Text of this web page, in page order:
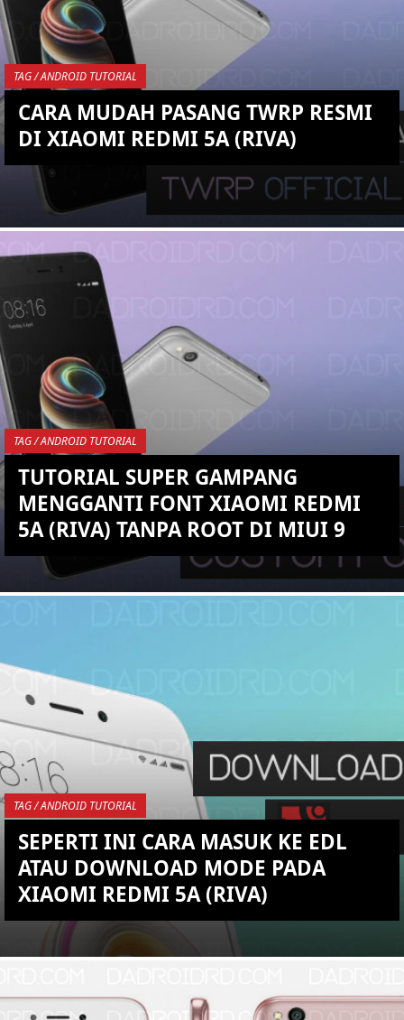
YOU ARE VIEWING MOST
TAG / ANDROID TUTORIAL
CARA MUDAH PASANG TWRP RESMI
DI XIAOMI REDMI 5A (RIVA)
YOU ARE VIEWING MOST
TAG / ANDROID TUTORIAL
TUTORIAL SUPER GAMPANG
MENGGANTI FONT XIAOMI REDMI
5A (RIVA) TANPA ROOT DI MIUI 9
YOU ARE VIEWING MOST
RECENT POST
TAG / ANDROID TUTORIAL
SEPERTI INI CARA MASUK KE EDL
ATAU DOWNLOAD MODE PADA
XIAOMI REDMI 5A (RIVA)